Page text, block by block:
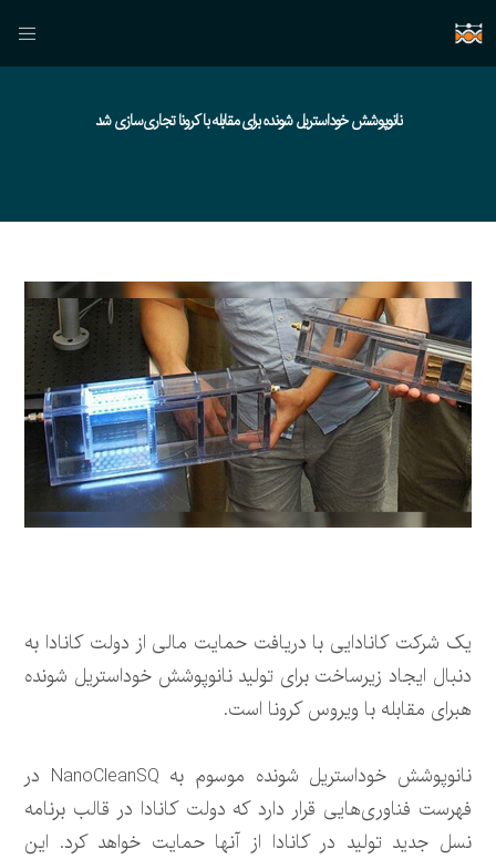
نانوپوشش‌ خوداستریل‌ شونده برای مقابله با کرونا تجاری‌سازی شد
یک شرکت کانادایی با دریافت حمایت مالی از دولت کانادا به
دنبال ایجاد زیرساخت برای تولید نانوپوشش‌ خوداستریل‌ شونده
هبرای مقابله با ویروس کرونا است.
نانوپوشش‌ خوداستریل‌ شونده موسوم به NanoCleanSQ در
فهرست فناوری‌هایی قرار دارد که دولت کانادا در قالب برنامه
نسل جدید تولید در کانادا از آنها حمایت خواهد کرد. این